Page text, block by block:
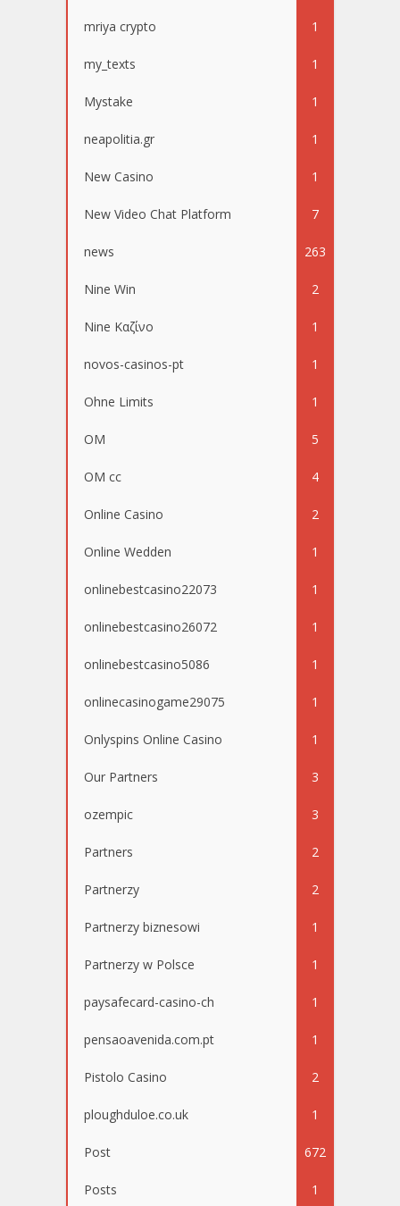
mriya crypto 1
my_texts 1
Mystake 1
neapolitia.gr 1
New Casino 1
New Video Chat Platform 7
news 263
Nine Win 2
Nine Καζίνο 1
novos-casinos-pt 1
Ohne Limits 1
OM 5
OM cc 4
Online Casino 2
Online Wedden 1
onlinebestcasino22073 1
onlinebestcasino26072 1
onlinebestcasino5086 1
onlinecasinogame29075 1
Onlyspins Online Casino 1
Our Partners 3
ozempic 3
Partners 2
Partnerzy 2
Partnerzy biznesowi 1
Partnerzy w Polsce 1
paysafecard-casino-ch 1
pensaoavenida.com.pt 1
Pistolo Casino 2
ploughduloe.co.uk 1
Post 672
Posts 1